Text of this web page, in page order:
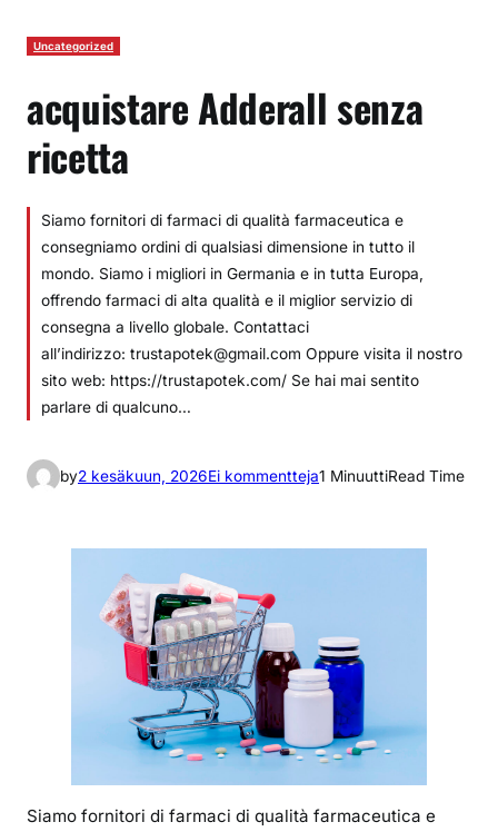
Uncategorized
acquistare Adderall senza
ricetta
Siamo fornitori di farmaci di qualità farmaceutica e
consegniamo ordini di qualsiasi dimensione in tutto il
mondo. Siamo i migliori in Germania e in tutta Europa,
offrendo farmaci di alta qualità e il miglior servizio di
consegna a livello globale. Contattaci
all’indirizzo: trustapotek@gmail.com Oppure visita il nostro
sito web: https://trustapotek.com/ Se hai mai sentito
parlare di qualcuno…
by2 kesäkuun, 2026Ei kommenttejaa
e
l
i
n
a
q
1 MinuuttiRead Time
Siamo fornitori di farmaci di qualità farmaceutica e